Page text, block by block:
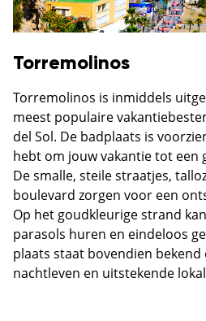
Torremolinos
Torremolinos is inmiddels
meest populaire
del Sol. De badplaats is
hebt om jouw vakantie tot een
De smalle, steile straatjes,
boulevard zorgen voor een
Op het goudkleurige strand
parasols huren en eindeloos
plaats staat bovendien
nachtleven en uitstekende